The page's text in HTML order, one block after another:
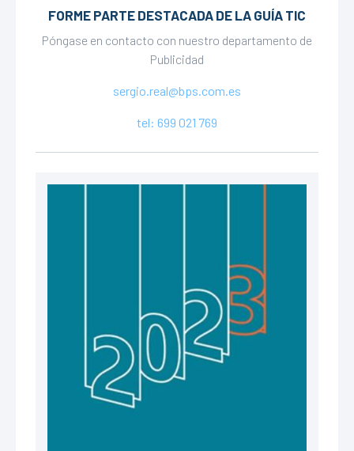
FORME PARTE DESTACADA DE LA GUÍA TIC
Póngase en contacto con nuestro departamento de
Publicidad
sergio.real@bps.com.es
tel: 699 021 769